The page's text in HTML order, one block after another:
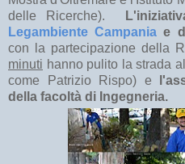
delle Ricerche).
Legambiente Campania e
con la partecipazione della
minuti hanno pulito la strada
come Patrizio Rispo) e
della facoltà di Ingegneria.